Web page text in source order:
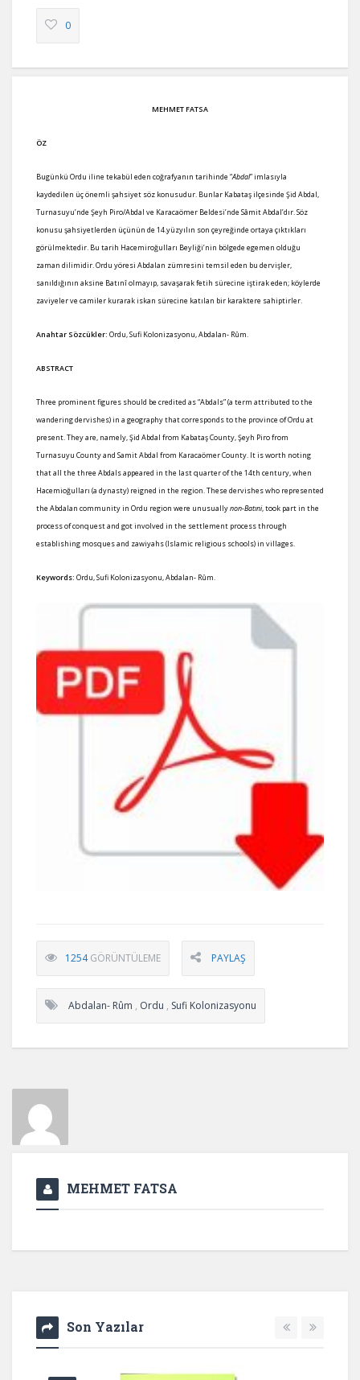
0
MEHMET FATSA
ÖZ
Bugünkü Ordu iline tekabül eden coğrafyanın tarihinde “Abdal” imlasıyla
kaydedilen üç önemli şahsiyet söz konusudur. Bunlar Kabataş ilçesinde Şid Abdal,
Turnasuyu’nde Şeyh Piro/Abdal ve Karacaömer Beldesi’nde Sâmit Abdal’dır. Söz
konusu şahsiyetlerden üçünün de 14.yüzyılın son çeyreğinde ortaya çıktıkları
görülmektedir. Bu tarih Hacemiroğulları Beyliği’nin bölgede egemen olduğu
zaman dilimidir. Ordu yöresi Abdalan zümresini temsil eden bu dervişler,
sanıldığının aksine Batınî olmayıp, savaşarak fetih sürecine iştirak eden; köylerde
zaviyeler ve camiler kurarak iskan sürecine katılan bir karaktere sahiptirler.
Anahtar Sözcükler: Ordu, Sufi Kolonizasyonu, Abdalan- Rûm.
ABSTRACT
Three prominent figures should be credited as “Abdals” (a term attributed to the
wandering dervishes) in a geography that corresponds to the province of Ordu at
present. They are, namely, Şid Abdal from Kabataş County, Şeyh Piro from
Turnasuyu County and Samit Abdal from Karacaömer County. It is worth noting
that all the three Abdals appeared in the last quarter of the 14th century, when
Hacemioğulları (a dynasty) reigned in the region. These dervishes who represented
the Abdalan community in Ordu region were unusuallynon-Batıni, took part in the
process of conquest and got involved in the settlement process through
establishing mosques and zawiyahs (Islamic religious schools) in villages.
Keywords: Ordu, Sufi Kolonizasyonu, Abdalan- Rûm.
1254GÖRÜNTÜLEME PAYLAŞ
Abdalan- Rûm , Ordu , Sufi Kolonizasyonu
MEHMET FATSA
Son Yazılar